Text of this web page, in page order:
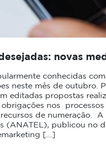
novas
conhecidas
neste mês de outubro.
editadas propostas
nos
de numeração.
(ANATEL), publicou no
[…]